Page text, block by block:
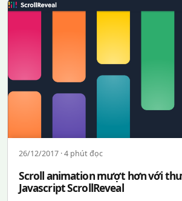
26/12/2017 · 4 phút đọc
Scroll animation mượt hơn với
Javascript ScrollReveal